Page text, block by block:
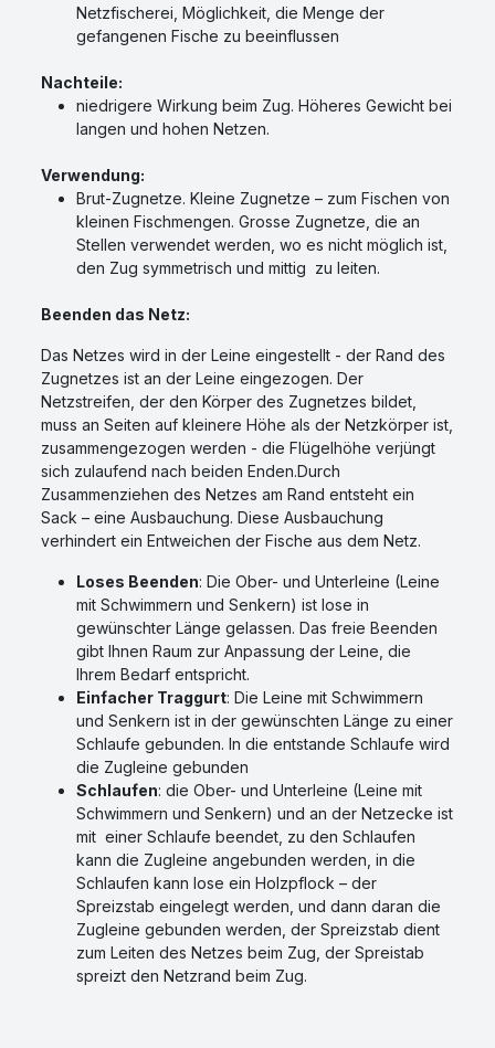
Netzfischerei, Möglichkeit, die Menge der
gefangenen Fische zu beeinflussen
Nachteile:
niedrigere Wirkung beim Zug. Höheres Gewicht bei
langen und hohen Netzen.
Verwendung:
Brut-Zugnetze. Kleine Zugnetze – zum Fischen von
kleinen Fischmengen. Grosse Zugnetze, die an
Stellen verwendet werden, wo es nicht möglich ist,
den Zug symmetrisch und mittig zu leiten.
Beenden das Netz:
Das Netzes wird in der Leine eingestellt - der Rand des
Zugnetzes ist an der Leine eingezogen. Der
Netzstreifen, der den Körper des Zugnetzes bildet,
muss an Seiten auf kleinere Höhe als der Netzkörper ist,
zusammengezogen werden - die Flügelhöhe verjüngt
sich zulaufend nach beiden Enden.Durch
Zusammenziehen des Netzes am Rand entsteht ein
Sack – eine Ausbauchung. Diese Ausbauchung
verhindert ein Entweichen der Fische aus dem Netz.
Loses Beenden: Die Ober- und Unterleine (Leine
mit Schwimmern und Senkern) ist lose in
gewünschter Länge gelassen. Das freie Beenden
gibt Ihnen Raum zur Anpassung der Leine, die
Ihrem Bedarf entspricht.
Einfacher Traggurt: Die Leine mit Schwimmern
und Senkern ist in der gewünschten Länge zu einer
Schlaufe gebunden. In die entstande Schlaufe wird
die Zugleine gebunden
Schlaufen: die Ober- und Unterleine (Leine mit
Schwimmern und Senkern) und an der Netzecke ist
mit einer Schlaufe beendet, zu den Schlaufen
kann die Zugleine angebunden werden, in die
Schlaufen kann lose ein Holzpflock – der
Spreizstab eingelegt werden, und dann daran die
Zugleine gebunden werden, der Spreizstab dient
zum Leiten des Netzes beim Zug, der Spreistab
spreizt den Netzrand beim Zug.